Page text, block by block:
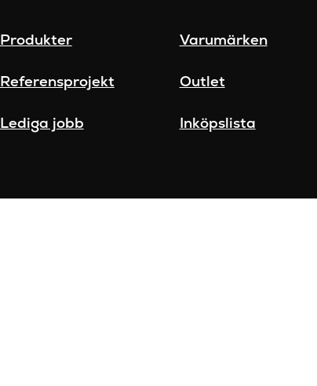
Produkter Varumärken
Referensprojekt Outlet
Lediga jobb Inköpslista